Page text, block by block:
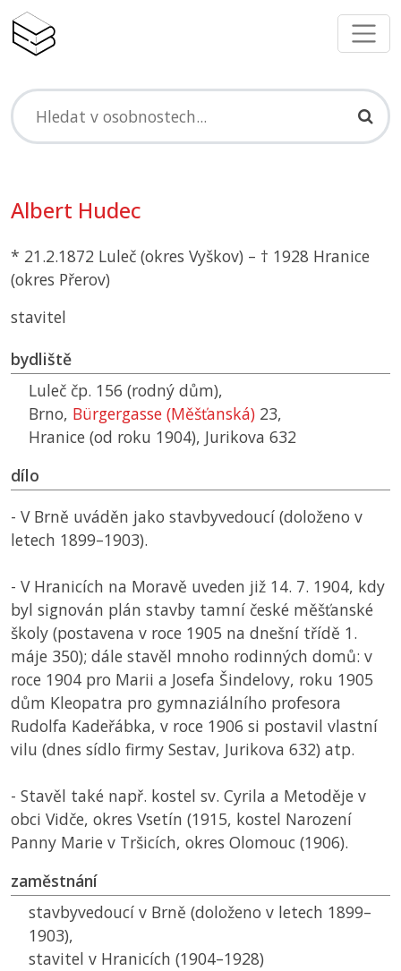
Albert Hudec
* 21.2.1872 Luleč (okres Vyškov) – † 1928 Hranice
(okres Přerov)
stavitel
bydliště
Luleč čp. 156 (rodný dům),
Brno, Bürgergasse (Měšťanská) 23,
Hranice (od roku 1904), Jurikova 632
dílo
- V Brně uváděn jako stavbyvedoucí (doloženo v
letech 1899–1903).
- V Hranicích na Moravě uveden již 14. 7. 1904, kdy
byl signován plán stavby tamní české měšťanské
školy (postavena v roce 1905 na dnešní třídě 1.
máje 350); dále stavěl mnoho rodinných domů: v
roce 1904 pro Marii a Josefa Šindelovy, roku 1905
dům Kleopatra pro gymnaziálního profesora
Rudolfa Kadeřábka, v roce 1906 si postavil vlastní
vilu (dnes sídlo firmy Sestav, Jurikova 632) atp.
- Stavěl také např. kostel sv. Cyrila a Metoděje v
obci Vidče, okres Vsetín (1915, kostel Narození
Panny Marie v Tršicích, okres Olomouc (1906).
zaměstnání
stavbyvedoucí v Brně (doloženo v letech 1899–
1903),
stavitel v Hranicích (1904–1928)